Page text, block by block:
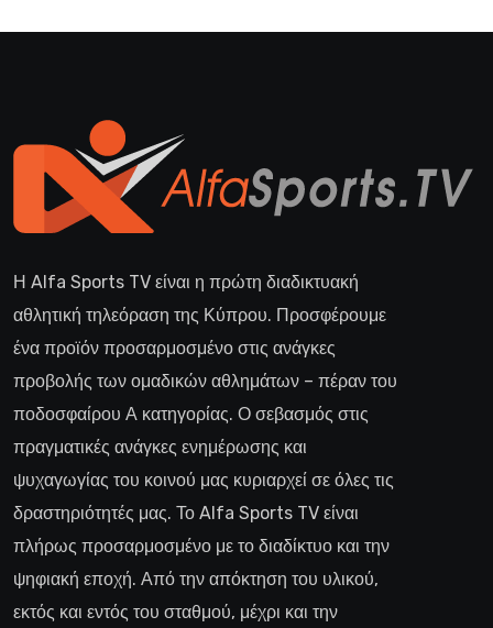
Η Alfa Sports TV είναι η πρώτη διαδικτυακή
αθλητική τηλεόραση της Κύπρου. Προσφέρουμε
ένα προϊόν προσαρμοσμένο στις ανάγκες
προβολής των ομαδικών αθλημάτων – πέραν του
ποδοσφαίρου Α κατηγορίας. Ο σεβασμός στις
πραγματικές ανάγκες ενημέρωσης και
ψυχαγωγίας του κοινού μας κυριαρχεί σε όλες τις
δραστηριότητές μας. Το Alfa Sports TV είναι
πλήρως προσαρμοσμένο με το διαδίκτυο και την
ψηφιακή εποχή. Από την απόκτηση του υλικού,
εκτός και εντός του σταθμού, μέχρι και την